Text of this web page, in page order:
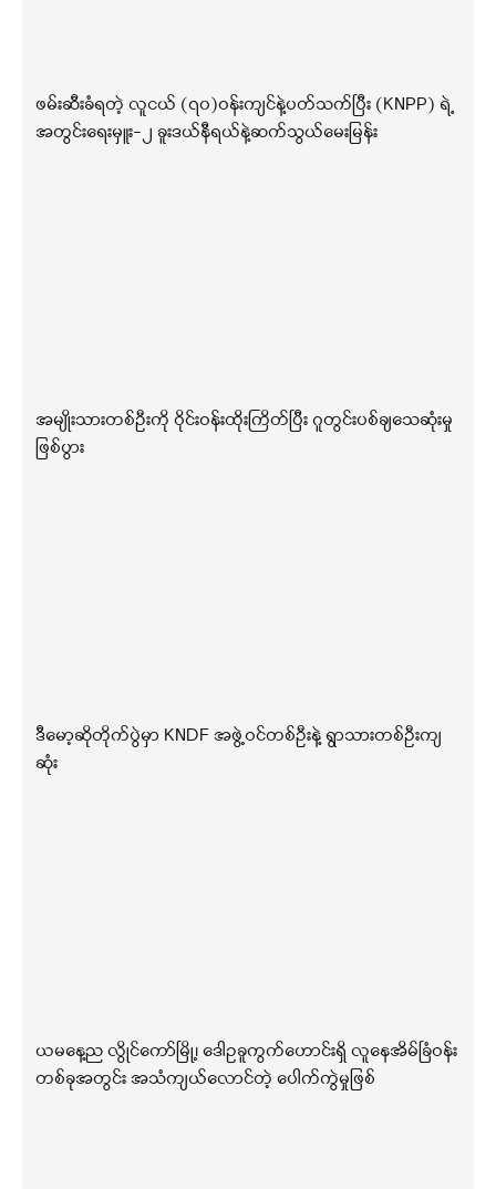
ဖမ်းဆီးခံရတဲ့ လူငယ် (၇၀)ဝန်းကျင်နဲ့ပတ်သက်ပြီး (KNPP) ရဲ့
အတွင်းရေးမှူး-၂ ခူးဒယ်နီရယ်နဲ့ဆက်သွယ်မေးမြန်း
အမျိုးသားတစ်ဦးကို ဝိုင်းဝန်းထိုးကြိတ်ပြီး ဂူတွင်းပစ်ချသေဆုံးမှု
ဖြစ်ပွား
ဒီမော့ဆိုတိုက်ပွဲမှာ KNDF အဖွဲ့ဝင်တစ်ဦးနဲ့ ရွာသားတစ်ဦးကျ
ဆုံး
ယမနေ့ည လွိုင်ကော်မြို့၊ ဒေါဥခူကွက်ဟောင်းရှိ လူနေအိမ်ခြံဝန်း
တစ်ခုအတွင်း အသံကျယ်လောင်တဲ့ ပေါက်ကွဲမှုဖြစ်